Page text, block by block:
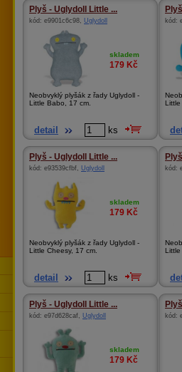
Plyš - Uglydoll Little ...
kód: e9901c6c98, Uglydoll
skladem
179 Kč
Neobvyklý plyšák z řady Uglydoll -
Little Babo, 17 cm.
detail ks
kód:
Plyš - Uglydoll Little ...
kód: e93539cfbf, Uglydoll
skladem
179 Kč
Neobvyklý plyšák z řady Uglydoll -
Little Cheesy, 17 cm.
detail ks
kód:
Plyš - Uglydoll Little ...
kód: e97d628caf, Uglydoll
skladem
179 Kč
kód: